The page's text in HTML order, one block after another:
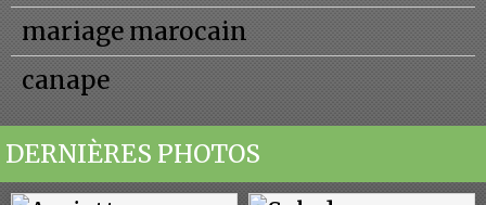
mariage marocain
canape
DERNIÈRES PHOTOS